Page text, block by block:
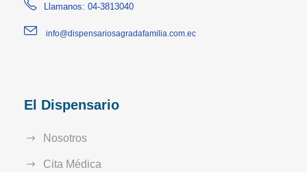
Llamanos: 04-3813040
info@dispensariosagradafamilia.com.ec
El Dispensario
Nosotros
Cita Médica